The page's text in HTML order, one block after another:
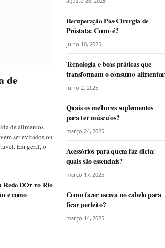
de
de alimentos
ser evitados ou
Em geral, o
Rede DOr no Rio
e como
Recuperação Pós-Cirurgia de
Próstata: Como é?
julho 10, 2025
Tecnologia e boas práticas que
transformam o consumo alimentar
julho 2, 2025
Quais os melhores suplementos
para ter músculos?
março 24, 2025
Acessórios para quem faz dieta:
quais são essenciais?
março 17, 2025
Como fazer escova no cabelo para
ficar perfeito?
março 14, 2025